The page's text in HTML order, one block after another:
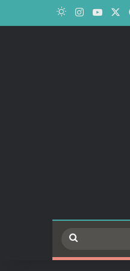
فيسبوك‫YouTube
انستقرامالوضع المظلم
ابحث
عن